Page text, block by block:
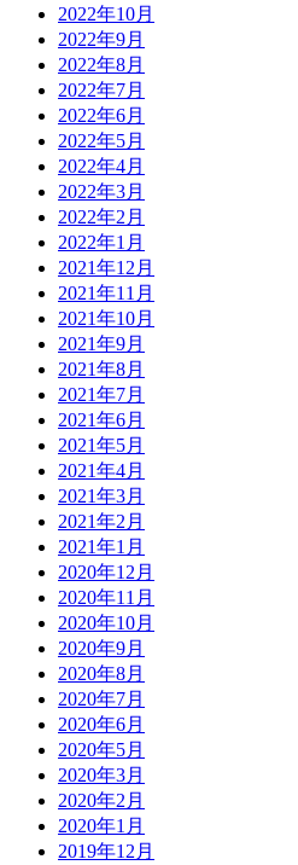
2022年10月
2022年9月
2022年8月
2022年7月
2022年6月
2022年5月
2022年4月
2022年3月
2022年2月
2022年1月
2021年12月
2021年11月
2021年10月
2021年9月
2021年8月
2021年7月
2021年6月
2021年5月
2021年4月
2021年3月
2021年2月
2021年1月
2020年12月
2020年11月
2020年10月
2020年9月
2020年8月
2020年7月
2020年6月
2020年5月
2020年3月
2020年2月
2020年1月
2019年12月